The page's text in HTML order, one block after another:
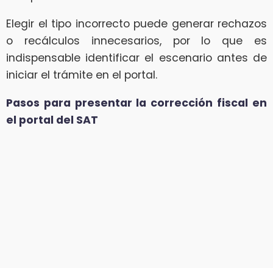
Elegir el tipo incorrecto puede generar rechazos
o recálculos innecesarios, por lo que es
indispensable identificar el escenario antes de
iniciar el trámite en el portal.
Pasos para presentar la corrección fiscal en
el portal del SAT